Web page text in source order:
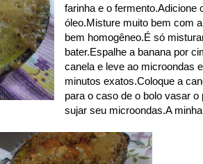
farinha e o fermento.Adicione
óleo.Misture muito bem com
bem homogêneo.É só
bater.Espalhe a banana por
canela e leve ao microondas
minutos exatos.Coloque a
para o caso de o bolo vasar o
sujar seu microondas.A